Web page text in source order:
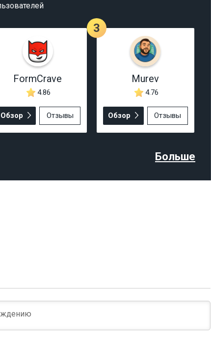
FormCrave
4.86
Обзор Отзывы
3
Murev
4.76
Обзор Отзывы
Больше